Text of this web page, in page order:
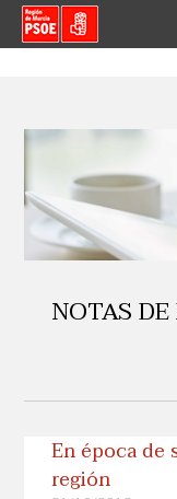
NOTAS
En época de
región